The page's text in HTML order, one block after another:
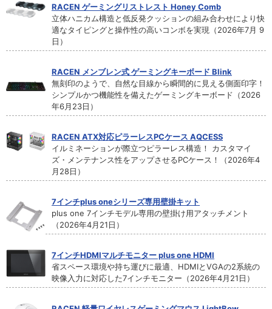
RACEN ゲーミングリストレスト Honey Comb
立体ハニカム構造と低反発クッションの組み合わせにより快
適なタイピングと操作性の高いコンボを実現（2026年7月 9
日）
RACEN メンブレン式 ゲーミングキーボード Blink
無刻印のようで、自然な目線から瞬間的に見える側面印字！
シンプルかつ機能性を備えたゲーミングキーボード（2026
年6月23日）
RACEN ATX対応ピラーレスPCケース AQCESS
イルミネーションが際立つピラーレス構造！ カスタマイ
ズ・メンテナンス性をアップさせるPCケース！（2026年4
月28日）
7インチplus oneシリーズ専用壁掛キット
plus one 7インチモデル専用の壁掛け用アタッチメント
（2026年4月21日）
7インチHDMIマルチモニター plus one HDMI
省スペース環境や持ち運びに最適、HDMIとVGAの2系統の
映像入力に対応した7インチモニター（2026年4月21日）